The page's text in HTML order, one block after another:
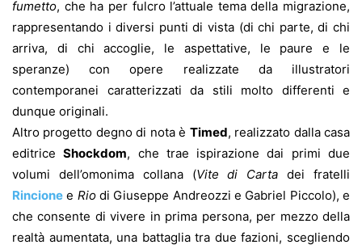
fumetto, che ha per fulcro l’attuale tema della migrazione,
rappresentando i diversi punti di vista (di chi parte, di chi
arriva, di chi accoglie, le aspettative, le paure e le
speranze) con opere realizzate da illustratori
contemporanei caratterizzati da stili molto differenti e
dunque originali.
Altro progetto degno di nota è Timed, realizzato dalla casa
editriceShockdom, che trae ispirazione dai primi due
volumi dell’omonima collana (Vite di Carta dei fratelli
Rincione e Riodi Giuseppe Andreozzi e Gabriel Piccolo), e
che consente di vivere in prima persona, per mezzo della
realtà aumentata, una battaglia tra due fazioni, scegliendo